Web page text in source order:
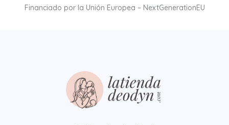
Financiado por la Unión Europea – NextGenerationEU